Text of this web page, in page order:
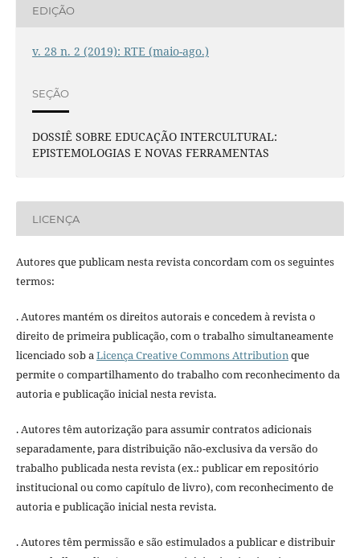
EDIÇÃO
v. 28 n. 2 (2019): RTE (maio-ago.)
SEÇÃO
DOSSIÊ SOBRE EDUCAÇÃO INTERCULTURAL:
EPISTEMOLOGIAS E NOVAS FERRAMENTAS
LICENÇA
Autores que publicam nesta revista concordam com os seguintes
termos:
. Autores mantém os direitos autorais e concedem à revista o
direito de primeira publicação, com o trabalho simultaneamente
licenciado sob aLicença Creative Commons Attributionque
permite o compartilhamento do trabalho com reconhecimento da
autoria e publicação inicial nesta revista.
. Autores têm autorização para assumir contratos adicionais
separadamente, para distribuição não-exclusiva da versão do
trabalho publicada nesta revista (ex.: publicar em repositório
institucional ou como capítulo de livro), com reconhecimento de
autoria e publicação inicial nesta revista.
. Autores têm permissão e são estimulados a publicar e distribuir